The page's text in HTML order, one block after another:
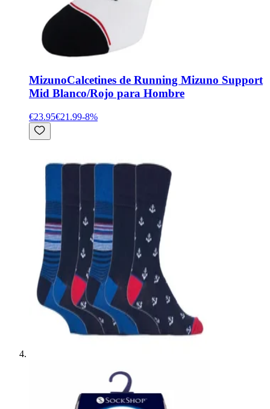
MizunoCalcetines de Running Mizuno Support
Mid Blanco/Rojo para Hombre
€23.95€21.99-8%